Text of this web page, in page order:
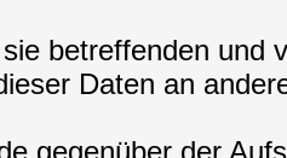
betreffenden und
Daten an
gegenüber der